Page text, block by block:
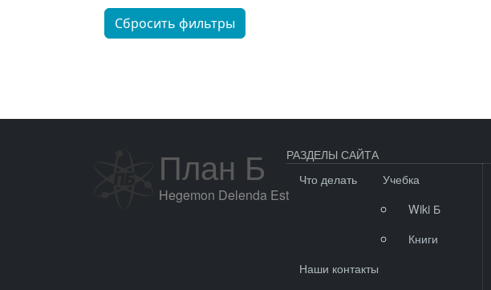
Сбросить фильтры
План Б
Hegemon Delenda Est
РАЗДЕЛЫ САЙТА
Что делать
Учебка
Wiki Б
Книги
Наши контакты